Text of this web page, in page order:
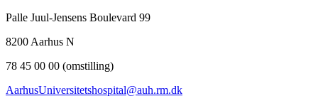
Palle Juul-Jensens Boulevard 99
8200 Aarhus N
78 45 00 00 (omstilling)
AarhusUniversitetshospital@auh.rm.dk